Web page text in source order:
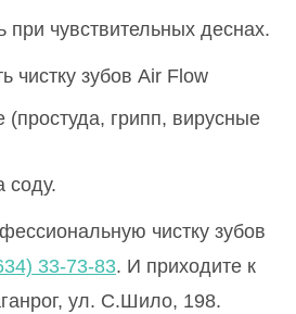
чувствительных деснах.
чистку зубов Air Flow
(простуда, грипп, вирусные
соду.
чистку зубов
33-73-83. И приходите к
ул. С.Шило, 198.